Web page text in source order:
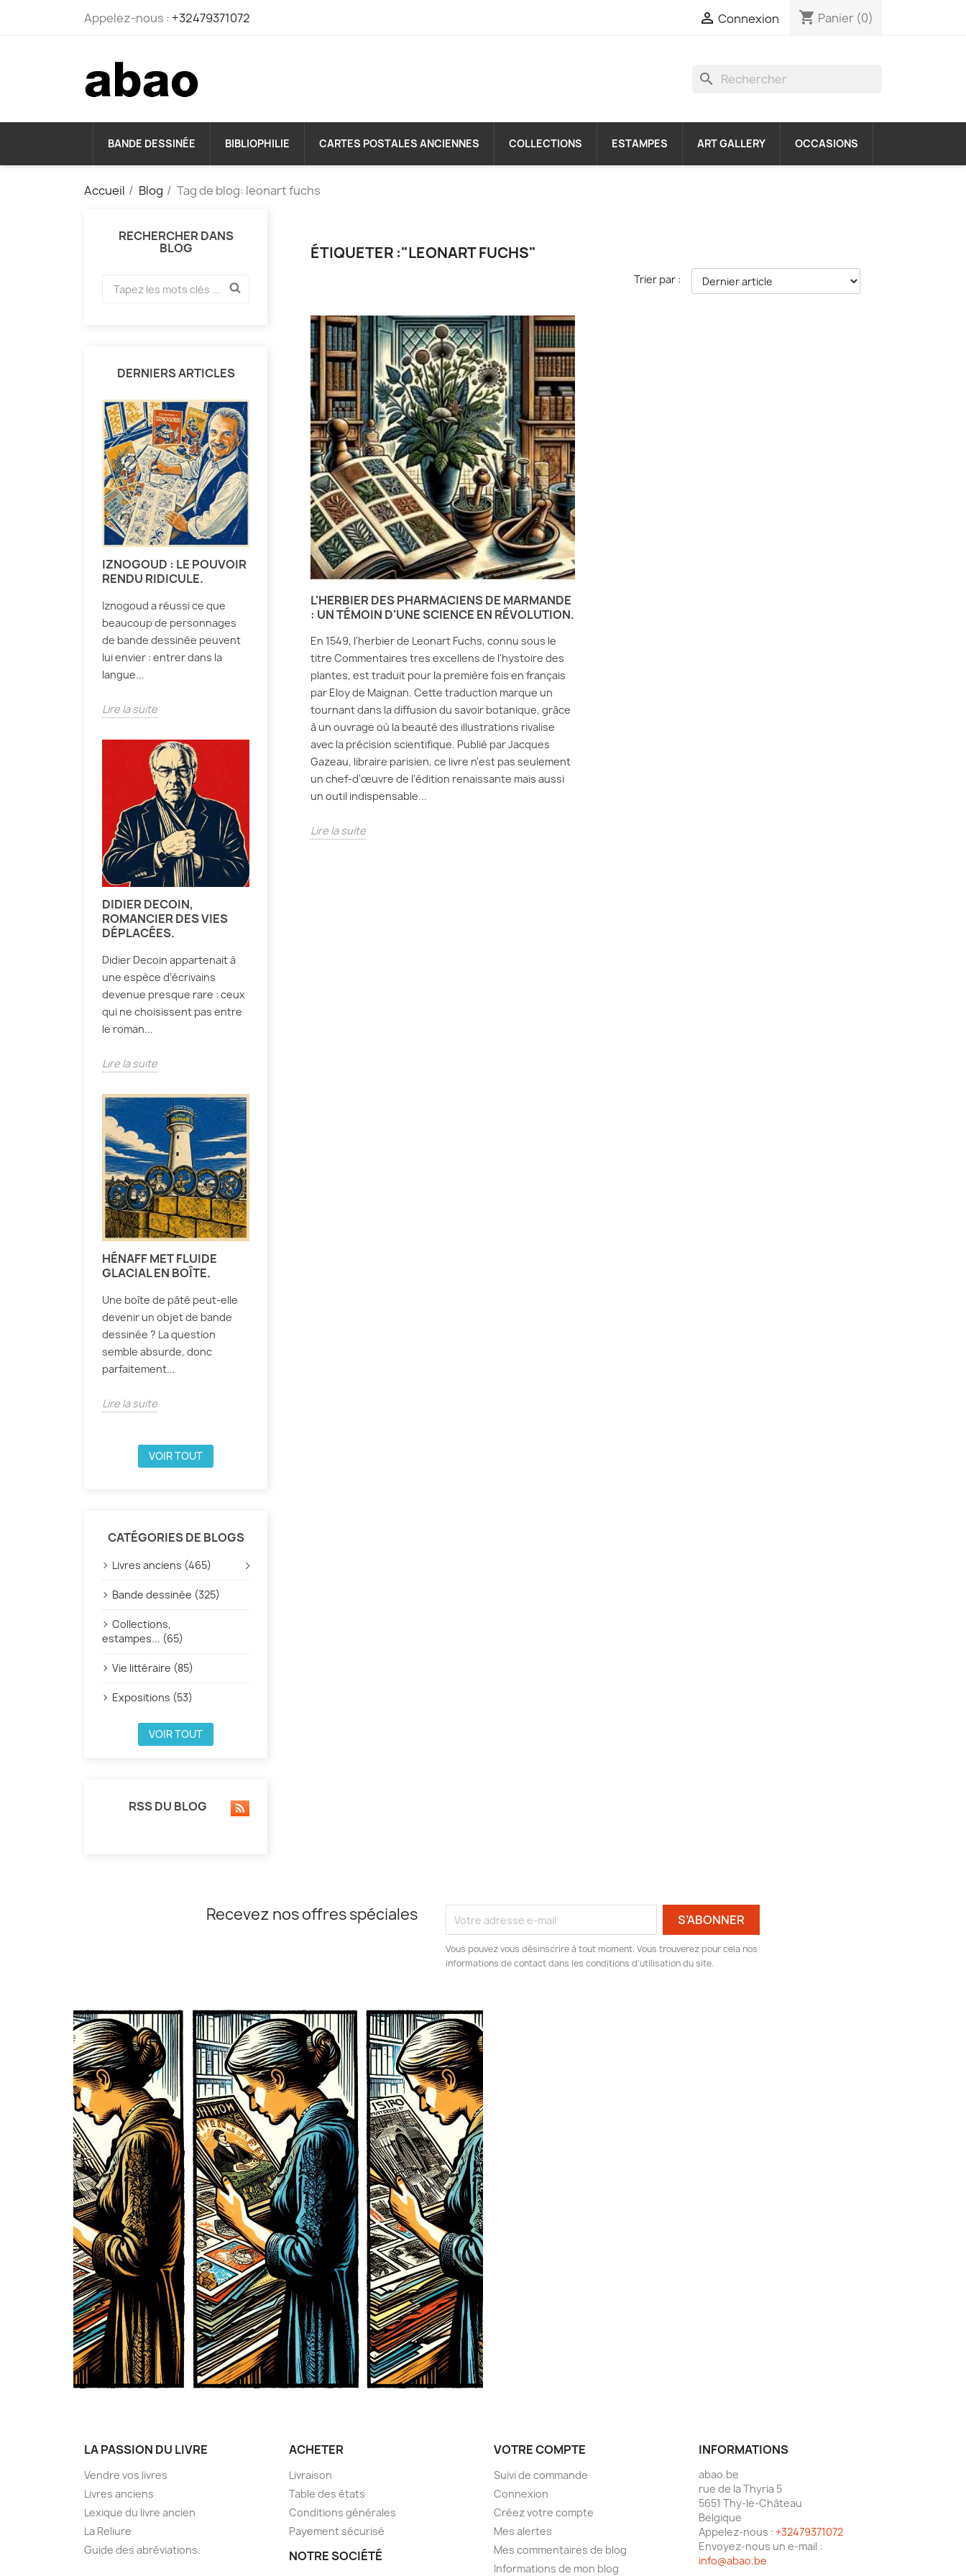
Appelez-nous : +32479371072  Connexion shopping_cart Panier (0)
search
BANDE DESSINÉE BIBLIOPHILIE CARTES POSTALES ANCIENNES COLLECTIONS ESTAMPES ART GALLERY OCCASIONS
Accueil Blog Tag de blog: leonart fuchs
RECHERCHER DANS
BLOG
DERNIERS ARTICLES
IZNOGOUD : LE POUVOIR
RENDU RIDICULE.
Iznogoud a réussi ce que
beaucoup de personnages
de bande dessinée peuvent
lui envier : entrer dans la
langue...
Lire la suite
DIDIER DECOIN,
ROMANCIER DES VIES
DÉPLACÉES.
Didier Decoin appartenait à
une espèce d’écrivains
devenue presque rare : ceux
qui ne choisissent pas entre
le roman...
Lire la suite
HÉNAFF MET FLUIDE
GLACIAL EN BOÎTE.
Une boîte de pâté peut-elle
devenir un objet de bande
dessinée ? La question
semble absurde, donc
parfaitement...
Lire la suite
VOIR TOUT
CATÉGORIES DE BLOGS
Livres anciens (465)
Bande dessinée (325)
Collections,
estampes... (65)
Vie littéraire (85)
Expositions (53)
VOIR TOUT
RSS DU BLOG
ÉTIQUETER :"LEONART FUCHS"
Trier par :
L'HERBIER DES PHARMACIENS DE MARMANDE
: UN TÉMOIN D'UNE SCIENCE EN RÉVOLUTION.
En 1549, l'herbier de Leonart Fuchs, connu sous le
titre Commentaires tres excellens de l'hystoire des
plantes, est traduit pour la première fois en français
par Eloy de Maignan. Cette traduction marque un
tournant dans la diffusion du savoir botanique, grâce
à un ouvrage où la beauté des illustrations rivalise
avec la précision scientifique. Publié par Jacques
Gazeau, libraire parisien, ce livre n'est pas seulement
un chef-d'œuvre de l'édition renaissante mais aussi
un outil indispensable...
Lire la suite
Recevez nos offres spéciales
Vous pouvez vous désinscrire à tout moment. Vous trouverez pour cela nos
informations de contact dans les conditions d'utilisation du site.
LA PASSION DU LIVRE
Vendre vos livres
Livres anciens
Lexique du livre ancien
La Reliure
Guide des abréviations.
ACHETER
Livraison
Table des états
Conditions générales
Payement sécurisé
NOTRE SOCIÉTÉ
VOTRE COMPTE
Suivi de commande
Connexion
Créez votre compte
Mes alertes
Mes commentaires de blog
Informations de mon blog
INFORMATIONS
abao.be
rue de la Thyria 5
5651 Thy-le-Château
Belgique
Appelez-nous : +32479371072
Envoyez-nous un e-mail :
info@abao.be